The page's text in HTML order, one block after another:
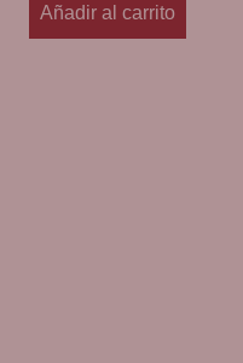
Añadir al carrito